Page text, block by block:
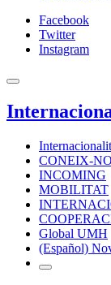
Facebook
Twitter
Instagram
CONEIX-
INCOMING
MOBILITAT
Global UMH
(Español)